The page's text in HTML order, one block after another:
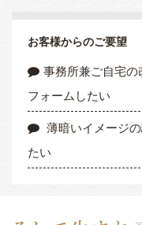
お客様からのご要望
事務所兼ご自宅の
フォームしたい
薄暗いイメージ
たい